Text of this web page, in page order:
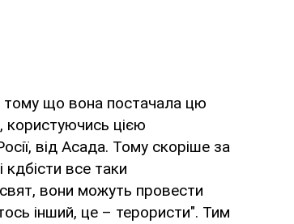
тому що вона постачала цю
користуючись цією
від Асада. Тому скоріше за
все таки
вони можуть провести
інший, це – терористи". Тим